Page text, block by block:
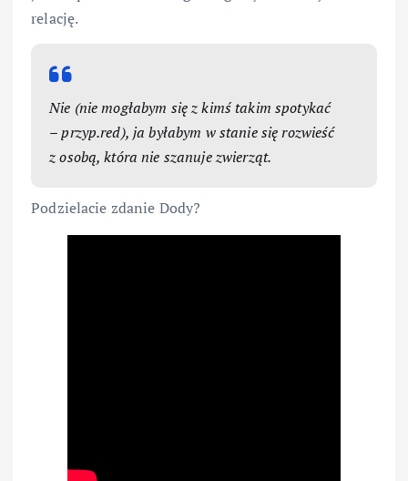
relację.
Nie (nie mogłabym się z kimś takim spotykać
– przyp.red), ja byłabym w stanie się rozwieść
z osobą, która nie szanuje zwierząt.
Podzielacie zdanie Dody?